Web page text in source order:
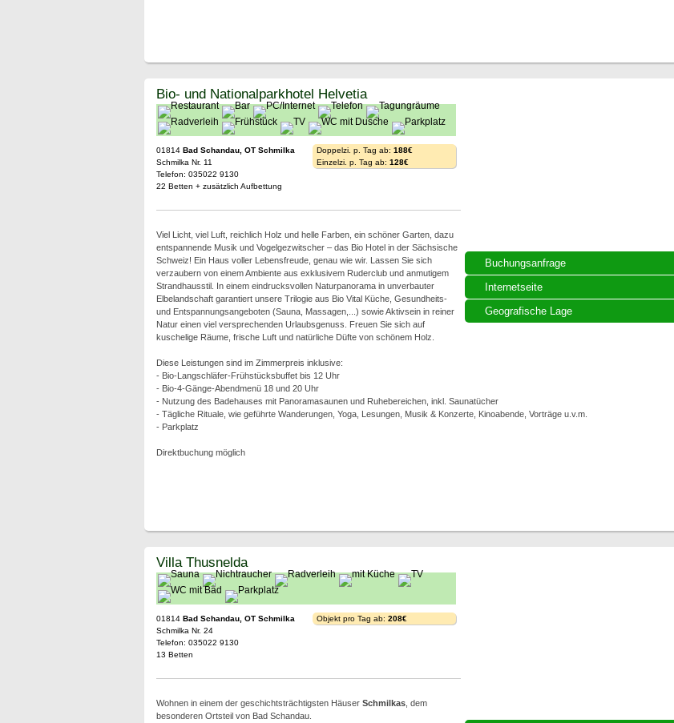
Buchungsanfrage
Internetseite
Geografische Lage
Bio- und Nationalparkhotel Helvetia
01814 Bad Schandau, OT Schmilka
Schmilka Nr. 11
Telefon: 035022 9130
22 Betten + zusätzlich Aufbettung
Doppelzi. p. Tag ab: 188€
Einzelzi. p. Tag ab: 128€
Viel Licht, viel Luft, reichlich Holz und helle Farben, ein schöner Garten, dazu
entspannende Musik und Vogelgezwitscher – das Bio Hotel in der Sächsische
Schweiz! Ein Haus voller Lebensfreude, genau wie wir. Lassen Sie sich
verzaubern von einem Ambiente aus exklusivem Ruderclub und anmutigem
Strandhausstil. In einem eindrucksvollen Naturpanorama in unverbauter
Elbelandschaft garantiert unsere Trilogie aus Bio Vital Küche, Gesundheits-
und Entspannungsangeboten (Sauna, Massagen,...) sowie Aktivsein in reiner
Natur einen viel versprechenden Urlaubsgenuss. Freuen Sie sich auf
kuschelige Räume, frische Luft und natürliche Düfte von schönem Holz.
Diese Leistungen sind im Zimmerpreis inklusive:
- Bio-Langschläfer-Frühstücksbuffet bis 12 Uhr
- Bio-4-Gänge-Abendmenü 18 und 20 Uhr
- Nutzung des Badehauses mit Panoramasaunen und Ruhebereichen, inkl. Saunatücher
- Tägliche Rituale, wie geführte Wanderungen, Yoga, Lesungen, Musik & Konzerte, Kinoabende, Vorträge u.v.m.
- Parkplatz
Direktbuchung möglich
Villa Thusnelda
01814 Bad Schandau, OT Schmilka
Schmilka Nr. 24
Telefon: 035022 9130
13 Betten
Objekt pro Tag ab: 208€
Wohnen in einem der geschichtsträchtigsten Häuser Schmilkas, dem
besonderen Ortsteil von Bad Schandau.